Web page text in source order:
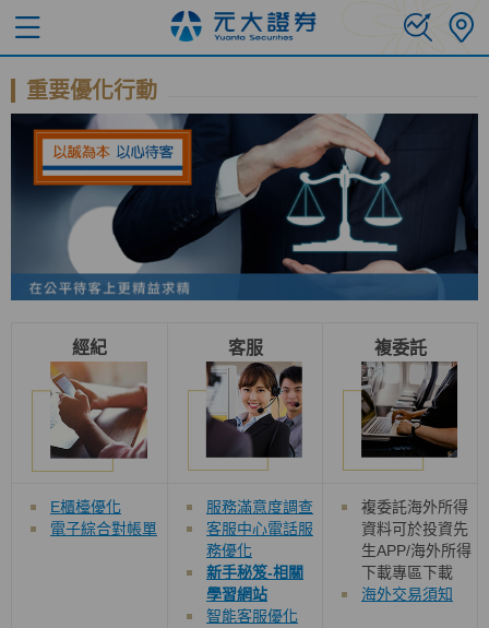
重要優化行動
經紀 客服 複委託
E櫃檯優化
電子綜合對帳單
服務滿意度調查
客服中心電話服
務優化
新手秘笈-相關
學習網站
智能客服優化
複委託海外所得
資料可於投資先
生APP/海外所得
下載專區下載
海外交易須知